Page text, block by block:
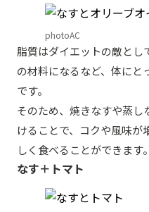
photoAC
脂質はダイエットの敵と
の材料になるなど、体にと
です。
そのため、焼きなすや蒸し
けることで、コクや風味が
しく食べることができます。
なす＋トマト